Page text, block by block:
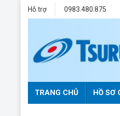
Hỗ trợ 0983.480.875
TRANG CHỦ HỒ SƠ